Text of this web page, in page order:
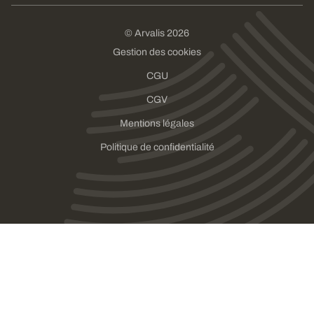
© Arvalis 2026
Gestion des cookies
CGU
CGV
Mentions légales
Politique de confidentialité